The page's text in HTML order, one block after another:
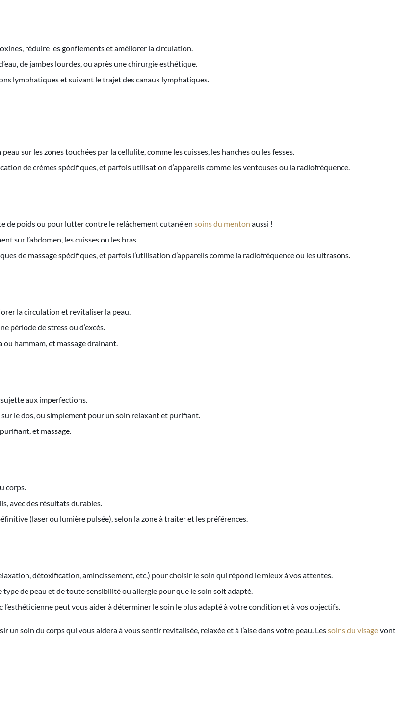
réduire les gonflements et améliorer la circulation.
de jambes lourdes, ou après une chirurgie esthétique.
lymphatiques et suivant le trajet des canaux lymphatiques.
sur les zones touchées par la cellulite, comme les cuisses, les hanches ou les fesses.
de crèmes spécifiques, et parfois utilisation d’appareils comme les ventouses ou la radiofréquence.
de poids ou pour lutter contre le relâchement cutané en soins du menton aussi !
sur l’abdomen, les cuisses ou les bras.
de massage spécifiques, et parfois l’utilisation d’appareils comme la radiofréquence ou les ultrasons.
la circulation et revitaliser la peau.
période de stress ou d’excès.
ou hammam, et massage drainant.
aux imperfections.
sur le dos, ou simplement pour un soin relaxant et purifiant.
et massage.
corps.
avec des résultats durables.
(laser ou lumière pulsée), selon la zone à traiter et les préférences.
détoxification, amincissement, etc.) pour choisir le soin qui répond le mieux à vos attentes.
type de peau et de toute sensibilité ou allergie pour que le soin soit adapté.
l’esthéticienne peut vous aider à déterminer le soin le plus adapté à votre condition et à vos objectifs.
un soin du corps qui vous aidera à vous sentir revitalisée, relaxée et à l’aise dans votre peau. Lessoins du visagevont